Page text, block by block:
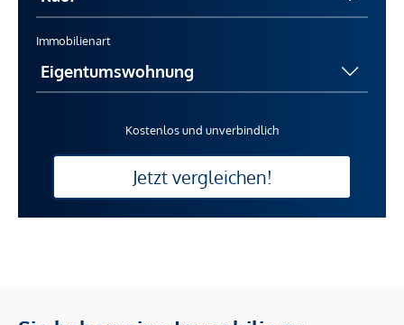
Immobilienart
Kostenlos und unverbindlich
Jetzt vergleichen!